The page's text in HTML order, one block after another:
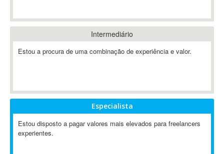
ABAP
Abaqus
ABBYY FineReader
Ableton
Ableton Push
Abstract
Intermediário
Estou a procura de uma combinação de experiência e valor.
Especialista
Estou disposto a pagar valores mais elevados para freelancers
experientes.